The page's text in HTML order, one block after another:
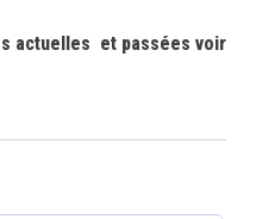
actuelles et passées voir